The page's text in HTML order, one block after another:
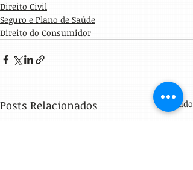
Direito Civil
Seguro e Plano de Saúde
Direito do Consumidor
Posts Relacionados Ver tudo